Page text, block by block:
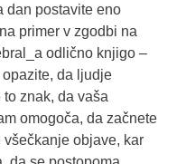
dan postavite eno
primer v zgodbi na
odlično knjigo –
da ljudje
znak, da vaša
omogoča, da začnete
objave, kar